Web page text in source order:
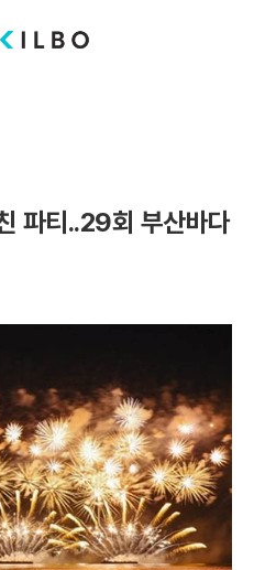
파티..29회 부산바다